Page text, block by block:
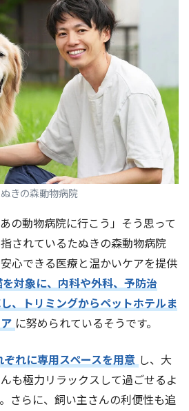
きの森動物病院
の動物病院に行こう」そう思って
されているたぬきの森動物病院
心できる医療と温かいケアを提供
対象に、内科や外科、予防治
、トリミングからペットホテルま
に努められているそうです。
れに専用スペースを用意 し、大
も極力リラックスして過ごせるよ
さらに、飼い主さんの利便性も追